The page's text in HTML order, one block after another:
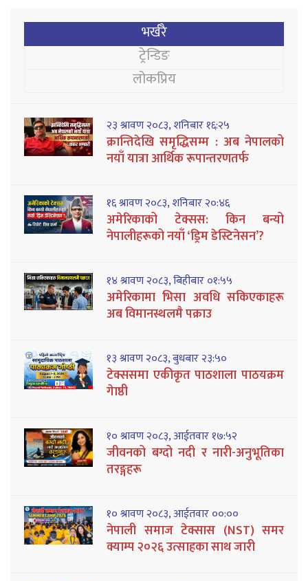
भर्खरै
ट्रेन्डिङ
लोकप्रिय
२३ श्रावण २०८३, शनिबार १६:२५
क्रान्तिदेखि समृद्धिसम्म : अब नेपालको
नयाँ यात्रा आर्थिक रूपान्तरणतर्फ
१६ श्रावण २०८३, शनिबार २०:४६
अमेरिकाको टेक्सस: किन बन्यो
नेपालीहरूको नयाँ ‘ड्रिम डेस्टिनेसन’?
१४ श्रावण २०८३, बिहीबार ०१:५५
अमेरिकामा भिसा अवधि सकिएकाहरू
अब विमानस्थलमै पक्राउ
१३ श्रावण २०८३, बुधबार २३:५०
टेक्ससमा एकीकृत पाठशाला पाठयक्रम
गेाष्ठी
१० श्रावण २०८३, आईतवार १७:५२
जीवनको बग्दो नदी र नारी-अनुभूतिका
तरङ्गहरू
१० श्रावण २०८३, आईतवार ००:००
नेपाली समाज टेक्सास (NST) समर
क्याम्प २०२६ उत्साहका साथ जारी